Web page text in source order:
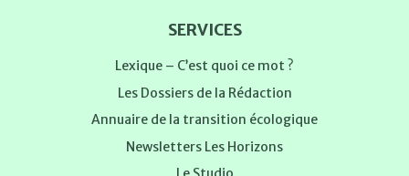
SERVICES
Lexique – C’est quoi ce mot ?
Les Dossiers de la Rédaction
Annuaire de la transition écologique
Newsletters Les Horizons